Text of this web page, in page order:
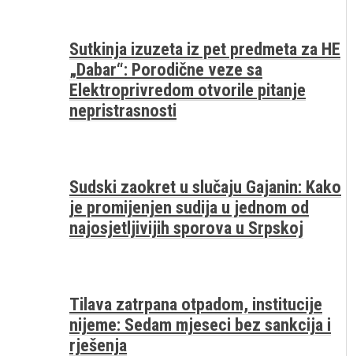
Sutkinja izuzeta iz pet predmeta za HE
„Dabar“: Porodične veze sa
Elektroprivredom otvorile pitanje
nepristrasnosti
Sudski zaokret u slučaju Gajanin: Kako
je promijenjen sudija u jednom od
najosjetljivijih sporova u Srpskoj
Tilava zatrpana otpadom, institucije
nijeme: Sedam mjeseci bez sankcija i
rješenja